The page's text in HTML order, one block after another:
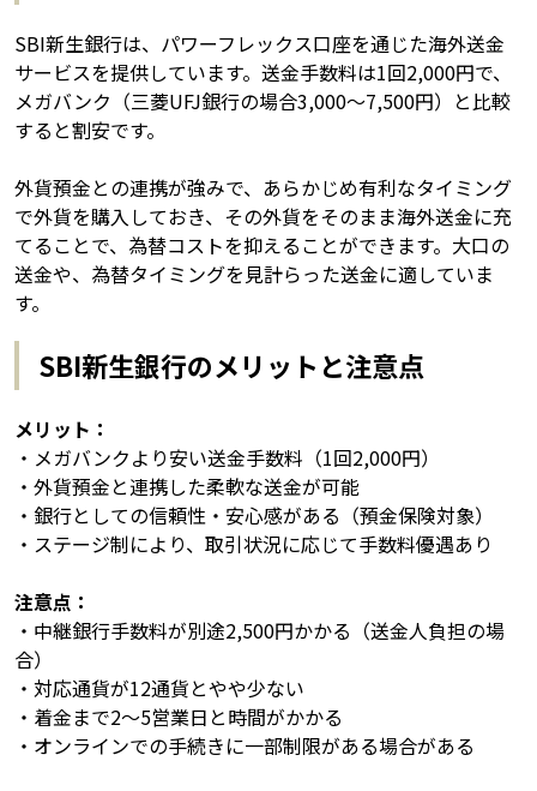
SBI新生銀行は、パワーフレックス口座を通じた海外送金
サービスを提供しています。送金手数料は1回2,000円で、
メガバンク（三菱UFJ銀行の場合3,000〜7,500円）と比較
すると割安です。
外貨預金との連携が強みで、あらかじめ有利なタイミング
で外貨を購入しておき、その外貨をそのまま海外送金に充
てることで、為替コストを抑えることができます。大口の
送金や、為替タイミングを見計らった送金に適していま
す。
SBI新生銀行のメリットと注意点
メリット：
・メガバンクより安い送金手数料（1回2,000円）
・外貨預金と連携した柔軟な送金が可能
・銀行としての信頼性・安心感がある（預金保険対象）
・ステージ制により、取引状況に応じて手数料優遇あり
注意点：
・中継銀行手数料が別途2,500円かかる（送金人負担の場
合）
・対応通貨が12通貨とやや少ない
・着金まで2〜5営業日と時間がかかる
・オンラインでの手続きに一部制限がある場合がある